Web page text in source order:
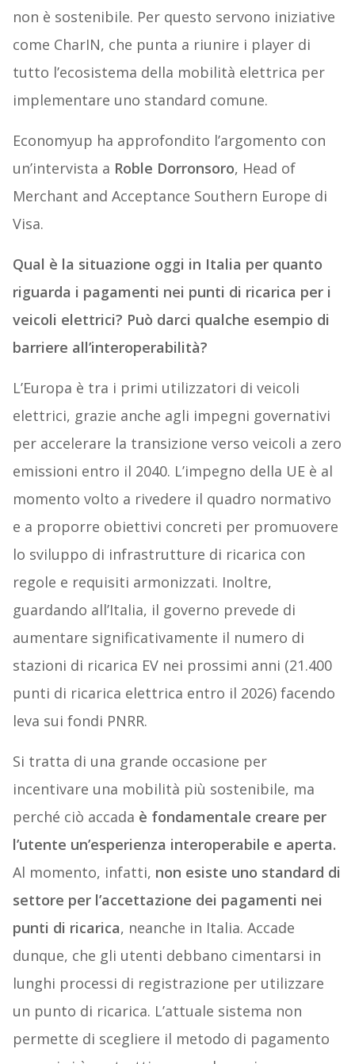
non è sostenibile. Per questo servono iniziative
come CharIN, che punta a riunire i player di
tutto l’ecosistema della mobilità elettrica per
implementare uno standard comune.
Economyup ha approfondito l’argomento con
un’intervista a Roble Dorronsoro, Head of
Merchant and Acceptance Southern Europe di
Visa.
Qual è la situazione oggi in Italia per quanto
riguarda i pagamenti nei punti di ricarica per i
veicoli elettrici? Può darci qualche esempio di
barriere all’interoperabilità?
L’Europa è tra i primi utilizzatori di veicoli
elettrici, grazie anche agli impegni governativi
per accelerare la transizione verso veicoli a zero
emissioni entro il 2040. L’impegno della UE è al
momento volto a rivedere il quadro normativo
e a proporre obiettivi concreti per promuovere
lo sviluppo di infrastrutture di ricarica con
regole e requisiti armonizzati. Inoltre,
guardando all’Italia, il governo prevede di
aumentare significativamente il numero di
stazioni di ricarica EV nei prossimi anni (21.400
punti di ricarica elettrica entro il 2026) facendo
leva sui fondi PNRR.
Si tratta di una grande occasione per
incentivare una mobilità più sostenibile, ma
perché ciò accada è fondamentale creare per
l’utente un’esperienza interoperabile e aperta.
Al momento, infatti, non esiste uno standard di
settore per l’accettazione dei pagamenti nei
punti di ricarica, neanche in Italia. Accade
dunque, che gli utenti debbano cimentarsi in
lunghi processi di registrazione per utilizzare
un punto di ricarica. L’attuale sistema non
permette di scegliere il metodo di pagamento